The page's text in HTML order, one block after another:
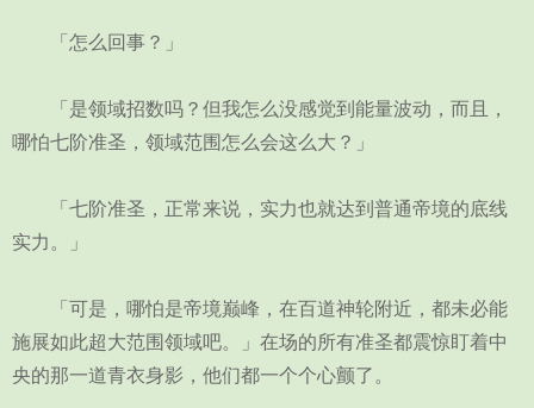
「怎么回事？」
「是领域招数吗？但我怎么没感觉到能量波动，而且，
哪怕七阶准圣，领域范围怎么会这么大？」
「七阶准圣，正常来说，实力也就达到普通帝境的底线
实力。」
「可是，哪怕是帝境巅峰，在百道神轮附近，都未必能
施展如此超大范围领域吧。」在场的所有准圣都震惊盯着中
央的那一道青衣身影，他们都一个个心颤了。